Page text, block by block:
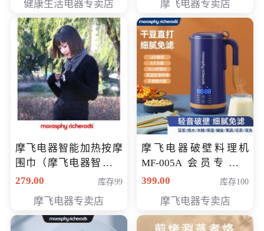
健康生活电器专卖店 摩飞电器专卖店
摩飞电器智能加热按摩
围巾（摩飞电器智能加
热按摩围脖） 会员专享
279.00 库存99
摩飞电器专卖店
摩飞电器破壁料理机
MF-005A 会员专享价
198元
399.00 库存100
摩飞电器专卖店